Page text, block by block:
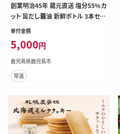
創業明治45年 蔵元直送 塩分55%カ
ット 旨だし醤油 新鮮ボトル 3本セッ
ト K058-024
寄付金額
5,000円
鹿児島県鹿児島市
常温